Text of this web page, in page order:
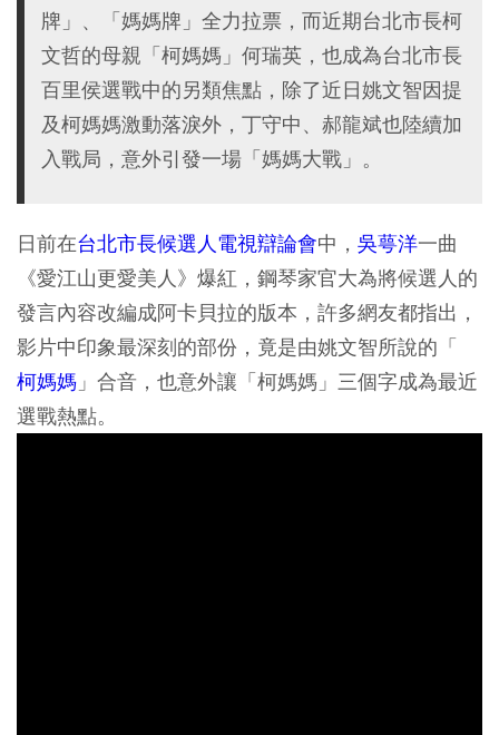
牌」、「媽媽牌」全力拉票，而近期台北市長柯
文哲的母親「柯媽媽」何瑞英，也成為台北市長
百里侯選戰中的另類焦點，除了近日姚文智因提
及柯媽媽激動落淚外，丁守中、郝龍斌也陸續加
入戰局，意外引發一場「媽媽大戰」。
日前在台北市長候選人電視辯論會中， 吳萼洋一曲
《愛江山更愛美人》爆紅，鋼琴家官大為將候選人的
發言內容改編成阿卡貝拉的版本，許多網友都指出，
影片中印象最深刻的部份，竟是由姚文智所說的「
柯媽媽 」合音，也意外讓「柯媽媽」三個字成為最近
選戰熱點。